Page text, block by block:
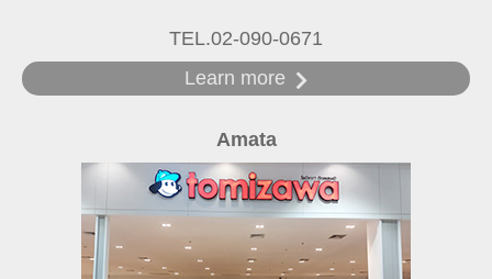
TEL.02-090-0671
Learn more
Amata